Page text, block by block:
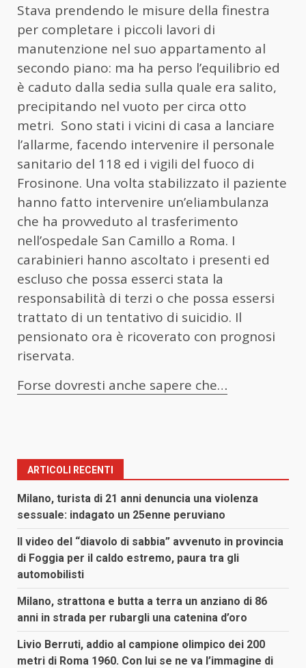
Stava prendendo le misure della finestra
per completare i piccoli lavori di
manutenzione nel suo appartamento al
secondo piano: ma ha perso l’equilibrio ed
è caduto dalla sedia sulla quale era salito,
precipitando nel vuoto per circa otto
metri. Sono stati i vicini di casa a lanciare
l’allarme, facendo intervenire il personale
sanitario del 118 ed i vigili del fuoco di
Frosinone. Una volta stabilizzato il paziente
hanno fatto intervenire un’eliambulanza
che ha provveduto al trasferimento
nell’ospedale San Camillo a Roma. I
carabinieri hanno ascoltato i presenti ed
escluso che possa esserci stata la
responsabilità di terzi o che possa essersi
trattato di un tentativo di suicidio. Il
pensionato ora è ricoverato con prognosi
riservata.
Forse dovresti anche sapere che…
ARTICOLI RECENTI
Milano, turista di 21 anni denuncia una violenza
sessuale: indagato un 25enne peruviano
Il video del “diavolo di sabbia” avvenuto in provincia
di Foggia per il caldo estremo, paura tra gli
automobilisti
Milano, strattona e butta a terra un anziano di 86
anni in strada per rubargli una catenina d’oro
Livio Berruti, addio al campione olimpico dei 200
metri di Roma 1960. Con lui se ne va l’immagine di